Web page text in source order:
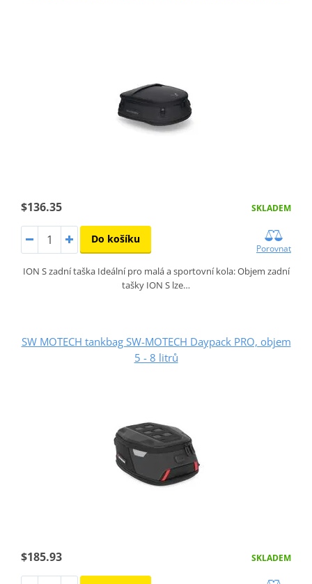
$136.35 SKLADEM
Do košíku
Porovnat
ION S zadní taška Ideální pro malá a sportovní kola: Objem zadní
tašky ION S lze…
SW MOTECH tankbag SW-MOTECH Daypack PRO, objem
5 - 8 litrů
$185.93 SKLADEM